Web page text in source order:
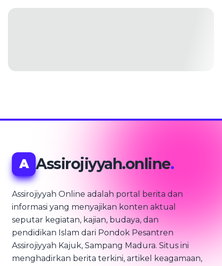
A Assirojiyyah.online.
Assirojiyyah Online adalah portal berita dan
informasi yang menyajikan konten aktual
seputar kegiatan, kajian, budaya, dan
pendidikan Islam dari Pondok Pesantren
Assirojiyyah Kajuk, Sampang Madura. Situs ini
menghadirkan berita terkini, artikel keagamaan,